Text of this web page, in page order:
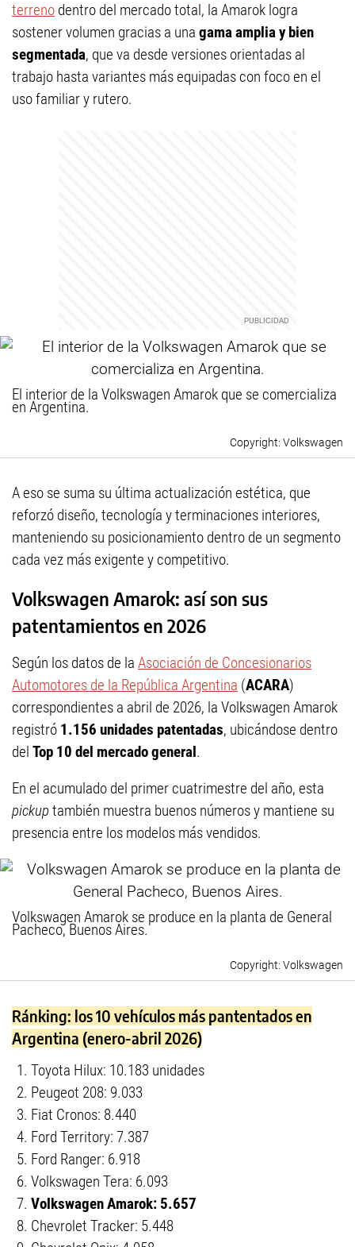
terreno dentro del mercado total, la Amarok logra
sostener volumen gracias a una gama amplia y bien
segmentada, que va desde versiones orientadas al
trabajo hasta variantes más equipadas con foco en el
uso familiar y rutero.
El interior de la Volkswagen Amarok que se comercializa
en Argentina.
Volkswagen
A eso se suma su última actualización estética, que
reforzó diseño, tecnología y terminaciones interiores,
manteniendo su posicionamiento dentro de un segmento
cada vez más exigente y competitivo.
Volkswagen Amarok: así son sus
patentamientos en 2026
Según los datos de la Asociación de Concesionarios
Automotores de la República Argentina (ACARA)
correspondientes a abril de 2026, la Volkswagen Amarok
registró 1.156 unidades patentadas, ubicándose dentro
del Top 10 del mercado general.
En el acumulado del primer cuatrimestre del año, esta
pickup también muestra buenos números y mantiene su
presencia entre los modelos más vendidos.
Volkswagen Amarok se produce en la planta de General
Pacheco, Buenos Aires.
Volkswagen
Ránking: los 10 vehículos más pantentados en
Argentina (enero-abril 2026)
Toyota Hilux: 10.183 unidades
Peugeot 208: 9.033
Fiat Cronos: 8.440
Ford Territory: 7.387
Ford Ranger: 6.918
Volkswagen Tera: 6.093
Volkswagen Amarok: 5.657
Chevrolet Tracker: 5.448